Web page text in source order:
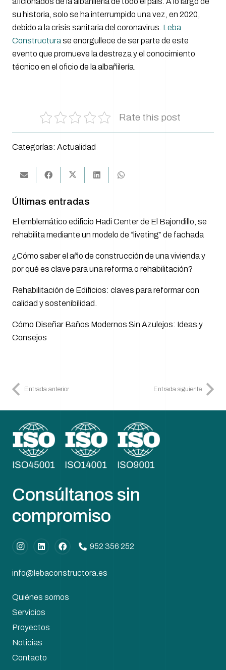
su historia, solo se ha interrumpido una vez, en 2020,
debido a la crisis sanitaria del coronavirus. Leba
Constructura se enorgullece de ser parte de este
evento que promueve la destreza y el conocimiento
técnico en el oficio de la albañilería.
Rate this post
Categorías: Actualidad
Últimas entradas
El emblemático edificio Hadi Center de El Bajondillo, se
rehabilita mediante un modelo de “liveting” de fachada
¿Cómo saber el año de construcción de una vivienda y
por qué es clave para una reforma o rehabilitación?
Rehabilitación de Edificios: claves para reformar con
calidad y sostenibilidad.
Cómo Diseñar Baños Modernos Sin Azulejos: Ideas y
Consejos
Entrada anterior Entrada siguiente
Consúltanos sin
compromiso
952 356 252
info@lebaconstructora.es
Quiénes somos
Servicios
Proyectos
Noticias
Contacto